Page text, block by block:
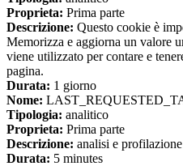
Proprieta: Prima parte
Descrizione: Questo cookie è
Memorizza e aggiorna un valore
viene utilizzato per contare e
pagina.
Durata: 1 giorno
Nome:
Tipologia: analitico
Proprieta: Prima parte
Descrizione: analisi e
Durata: 5 minutes